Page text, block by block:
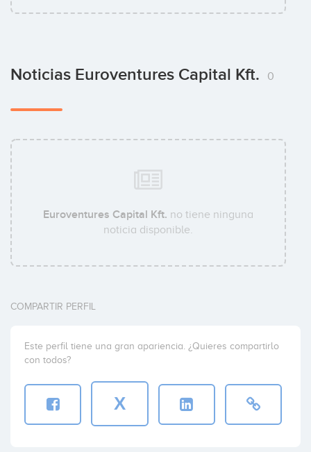
Noticias Euroventures Capital Kft. 0
Euroventures Capital Kft. no tiene ninguna
noticia disponible.
COMPARTIR PERFIL
Este perfil tiene una gran apariencia. ¿Quieres compartirlo
con todos?
X